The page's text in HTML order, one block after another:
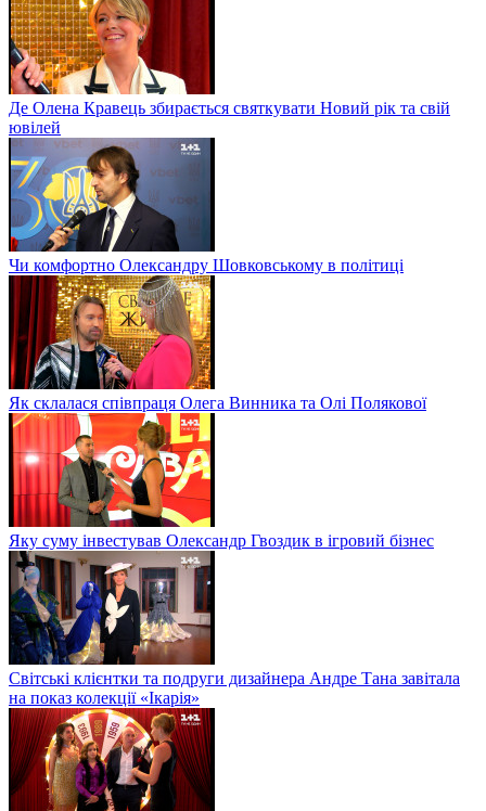
Де Олена Кравець збирається святкувати Новий рік та свій
ювілей
Чи комфортно Олександру Шовковському в політиці
Як склалася співпраця Олега Винника та Олі Полякової
Яку суму інвестував Олександр Гвоздик в ігровий бізнес
Світські клієнтки та подруги дизайнера Андре Тана завітала
на показ колекції «Ікарія»